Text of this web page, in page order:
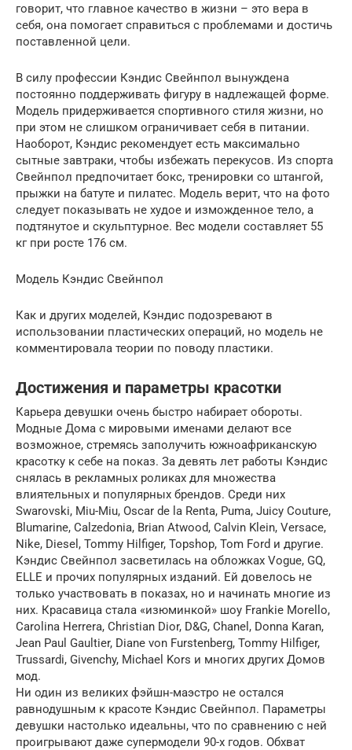
говорит, что главное качество в жизни – это вера в
себя, она помогает справиться с проблемами и достичь
поставленной цели.
В силу профессии Кэндис Свейнпол вынуждена
постоянно поддерживать фигуру в надлежащей форме.
Модель придерживается спортивного стиля жизни, но
при этом не слишком ограничивает себя в питании.
Наоборот, Кэндис рекомендует есть максимально
сытные завтраки, чтобы избежать перекусов. Из спорта
Свейнпол предпочитает бокс, тренировки со штангой,
прыжки на батуте и пилатес. Модель верит, что на фото
следует показывать не худое и изможденное тело, а
подтянутое и скульптурное. Вес модели составляет 55
кг при росте 176 см.
Модель Кэндис Свейнпол
Как и других моделей, Кэндис подозревают в
использовании пластических операций, но модель не
комментировала теории по поводу пластики.
Достижения и параметры красотки
Карьера девушки очень быстро набирает обороты.
Модные Дома с мировыми именами делают все
возможное, стремясь заполучить южноафриканскую
красотку к себе на показ. За девять лет работы Кэндис
снялась в рекламных роликах для множества
влиятельных и популярных брендов. Среди них
Swarovski, Miu-Miu, Oscar de la Renta, Puma, Juicy Couture,
Blumarine, Calzedonia, Brian Atwood, Calvin Klein, Versace,
Nike, Diesel, Tommy Hilfiger, Topshop, Tom Ford и другие.
Кэндис Свейнпол засветилась на обложках Vogue, GQ,
ELLE и прочих популярных изданий. Ей довелось не
только участвовать в показах, но и начинать многие из
них. Красавица стала «изюминкой» шоу Frankie Morello,
Carolina Herrera, Christian Dior, D&G, Chanel, Donna Karan,
Jean Paul Gaultier, Diane von Furstenberg, Tommy Hilfiger,
Trussardi, Givenchy, Michael Kors и многих других Домов
мод.
Ни один из великих фэйшн-маэстро не остался
равнодушным к красоте Кэндис Свейнпол. Параметры
девушки настолько идеальны, что по сравнению с ней
проигрывают даже супермодели 90-х годов. Обхват